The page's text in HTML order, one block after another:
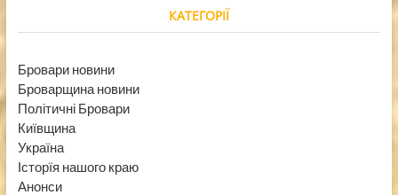
КАТЕГОРІЇ
Бровари новини
Броварщина новини
Політичні Бровари
Київщина
Україна
Історїя нашого краю
Анонси